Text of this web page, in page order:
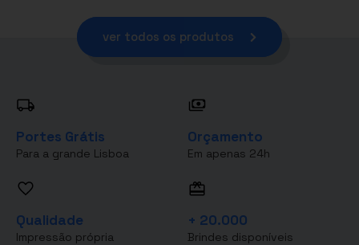
ver todos os produtos
Portes Grátis
Para a grande Lisboa
Orçamento
Em apenas 24h
Qualidade
Impressão própria
+ 20.000
Brindes disponíveis